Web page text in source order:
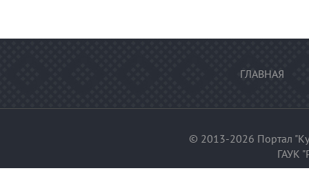
ГЛАВНАЯ
© 2013-2026 Портал
ГАУК